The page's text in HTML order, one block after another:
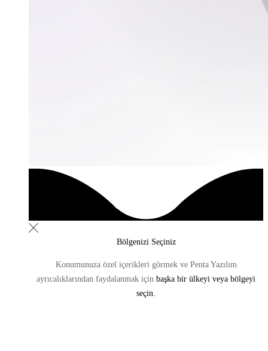
Bölgenizi Seçiniz
Konumunuza özel içerikleri görmek ve Penta Yazılım
ayrıcalıklarından faydalanmak için başka bir ülkeyi veya bölgeyi
seçin.